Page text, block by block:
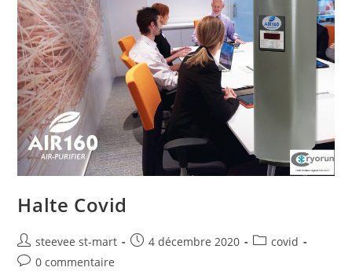
Halte Covid
steevee st-mart 4 décembre 2020
covid
0 commentaire